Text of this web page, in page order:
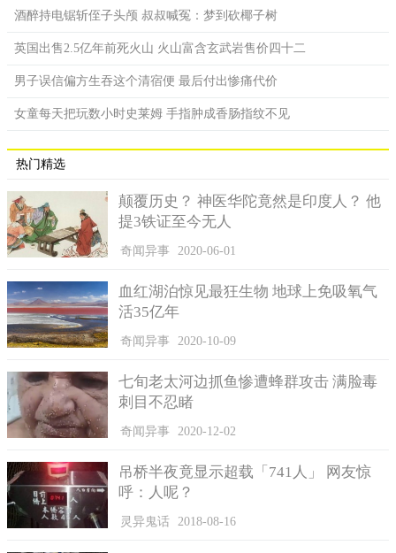
动让该驾校的三百多名学员纷纷要求退款。公司事后状告姜汉，
照合同规定，驾校应该秉着公正公平的态度处理，不应该涉及他
章制度，不应该在群里发布有损驾校形象的言语，他造成的后果
法院接受处理后认为，该驾校三百多名学员要求退费均属于
自身原因造成，并和校方一致达成协议，姜汉的言语并没有煽动
成分，无法证实驾校损失与此有关联，所以驳回校方的赔偿诉
求。
酒醉持电锯斩侄子头颅 叔叔喊冤：梦到砍椰子树
英国出售2.5亿年前死火山 火山富含玄武岩售价四十二
男子误信偏方生吞这个清宿便 最后付出惨痛代价
女童每天把玩数小时史莱姆 手指肿成香肠指纹不见
热门精选
颠覆历史？ 神医华陀竟然是印度人？ 他
提3铁证至今无人
奇闻异事 2020-06-01
血红湖泊惊见最狂生物 地球上免吸氧气
活35亿年
奇闻异事 2020-10-09
七旬老太河边抓鱼惨遭蜂群攻击 满脸毒
刺目不忍睹
奇闻异事 2020-12-02
吊桥半夜竟显示超载「741人」 网友惊
呼：人呢？
灵异鬼话 2018-08-16